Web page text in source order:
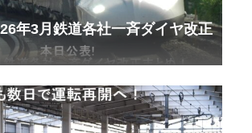
年3月鉄道各社一斉ダイヤ改正